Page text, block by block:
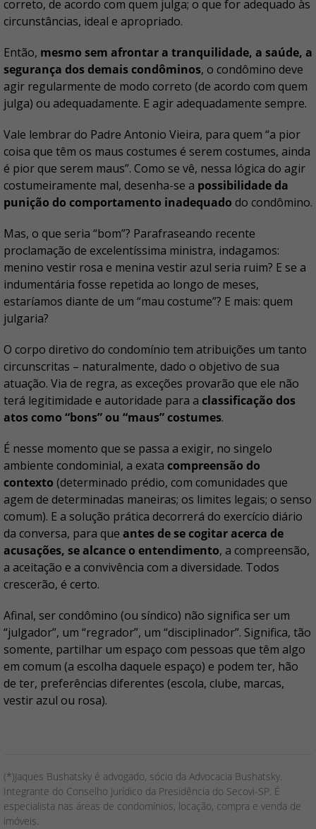
correto, de acordo com quem julga; o que for adequado às
circunstâncias, ideal e apropriado.
Então, mesmo sem afrontar a tranquilidade, a saúde, a
segurança dos demais condôminos, o condômino deve
agir regularmente de modo correto (de acordo com quem
julga) ou adequadamente. E agir adequadamente sempre.
Vale lembrar do Padre Antonio Vieira, para quem “a pior
coisa que têm os maus costumes é serem costumes, ainda
é pior que serem maus”. Como se vê, nessa lógica do agir
costumeiramente mal, desenha-se a possibilidade da
punição do comportamento inadequado do condômino.
Mas, o que seria “bom”? Parafraseando recente
proclamação de excelentíssima ministra, indagamos:
menino vestir rosa e menina vestir azul seria ruim? E se a
indumentária fosse repetida ao longo de meses,
estaríamos diante de um “mau costume”? E mais: quem
julgaria?
O corpo diretivo do condomínio tem atribuições um tanto
circunscritas – naturalmente, dado o objetivo de sua
atuação. Via de regra, as exceções provarão que ele não
terá legitimidade e autoridade para a classificação dos
atos como “bons” ou “maus” costumes.
É nesse momento que se passa a exigir, no singelo
ambiente condominial, a exata compreensão do
contexto (determinado prédio, com comunidades que
agem de determinadas maneiras; os limites legais; o senso
comum). E a solução prática decorrerá do exercício diário
da conversa, para que antes de se cogitar acerca de
acusações, se alcance o entendimento, a compreensão,
a aceitação e a convivência com a diversidade. Todos
crescerão, é certo.
Afinal, ser condômino (ou síndico) não significa ser um
“julgador”, um “regrador”, um “disciplinador”. Significa, tão
somente, partilhar um espaço com pessoas que têm algo
em comum (a escolha daquele espaço) e podem ter, hão
de ter, preferências diferentes (escola, clube, marcas,
vestir azul ou rosa).
(*)Jaques Bushatsky é advogado, sócio da Advocacia Bushatsky.
Integrante do Conselho Jurídico da Presidência do Secovi-SP. É
especialista nas áreas de condomínios, locação, compra e venda de
imóveis.